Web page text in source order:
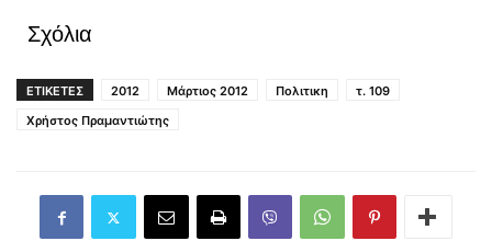
Σχόλια
ΕΤΙΚΕΤΕΣ 2012 Μάρτιος 2012 Πολιτικη
τ. 109
Χρήστος Πραμαντιώτης